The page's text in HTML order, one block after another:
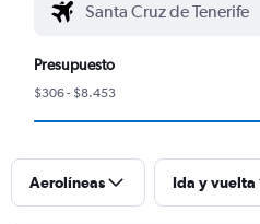
Presupuesto
$306 - $8.453
Aerolíneas Ida y vuelta